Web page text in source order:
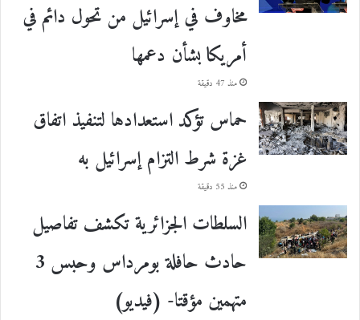
مخاوف في إسرائيل من تحول دائم في
أمريكا بشأن دعمها
منذ 47 دقيقة
حماس تؤكد استعدادها لتنفيذ اتفاق
غزة شرط التزام إسرائيل به
منذ 55 دقيقة
السلطات الجزائرية تكشف تفاصيل
حادث حافلة بومرداس وحبس 3
متهمين مؤقتا- (فيديو)